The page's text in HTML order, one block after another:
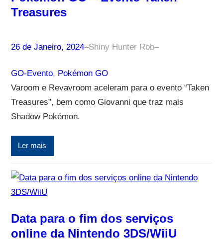
Treasures
26 de Janeiro, 2024–Shiny Hunter Rob–
GO-Evento, Pokémon GO
Varoom e Revavroom aceleram para o evento “Taken
Treasures”, bem como Giovanni que traz mais
Shadow Pokémon.
Ler mais
Data para o fim dos serviços
online da Nintendo 3DS/WiiU